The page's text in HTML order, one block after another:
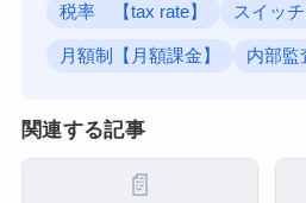
税率 【tax rate】 スイッ
月額制【月額課金】 内部監
関連する記事
📄